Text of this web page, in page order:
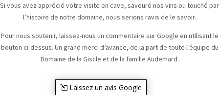
Si vous avez apprécié votre visite en cave, savouré nos vins ou touché par
l’histoire de notre domaine, nous serions ravis de le savoir.
Pour nous soutenir, laissez-nous un commentaire sur Google en utilisant le
bouton ci-dessus. Un grand merci d’avance, de la part de toute l’équipe du
Domaine de la Giscle et de la famille Audemard.
Laissez un avis Google